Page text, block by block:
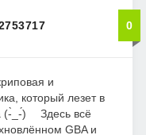
0
и
который лезет в
(-̀_-́)ゞ Здесь всё
GBA и